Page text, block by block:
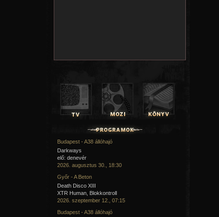
Budapest - A38 állóhajó
Darkways
elő: denevér
2026. augusztus 30., 18:30
Győr - A Beton
Death Disco XIII
XTR Human, Blokkontroll
2026. szeptember 12., 07:15
Budapest - A38 állóhajó